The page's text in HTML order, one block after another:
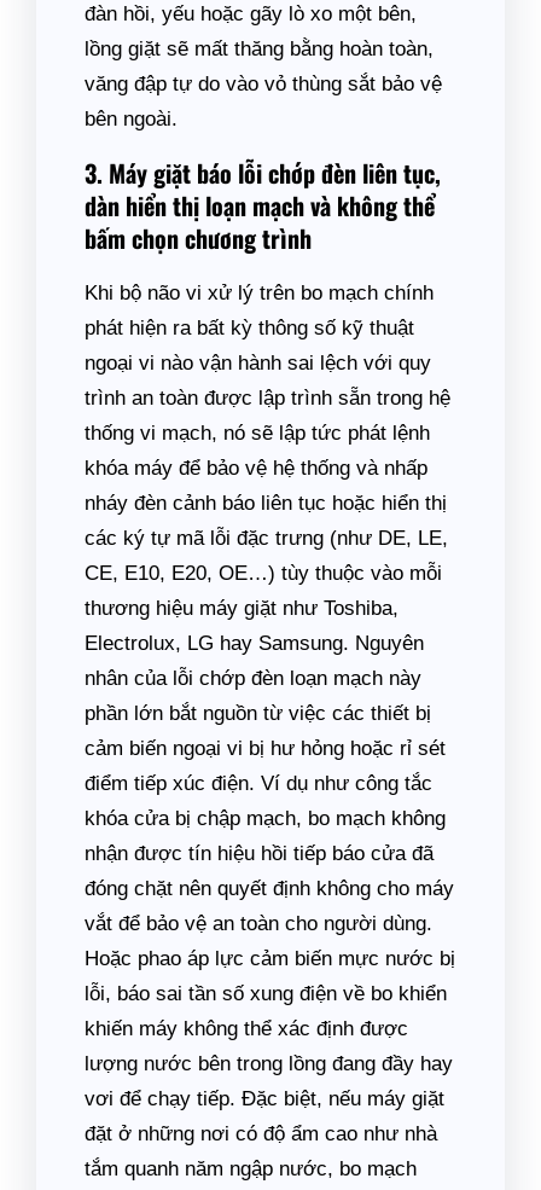
đàn hồi, yếu hoặc gãy lò xo một bên,
lồng giặt sẽ mất thăng bằng hoàn toàn,
văng đập tự do vào vỏ thùng sắt bảo vệ
bên ngoài.
3. Máy giặt báo lỗi chớp đèn liên tục,
dàn hiển thị loạn mạch và không thể
bấm chọn chương trình
Khi bộ não vi xử lý trên bo mạch chính
phát hiện ra bất kỳ thông số kỹ thuật
ngoại vi nào vận hành sai lệch với quy
trình an toàn được lập trình sẵn trong hệ
thống vi mạch, nó sẽ lập tức phát lệnh
khóa máy để bảo vệ hệ thống và nhấp
nháy đèn cảnh báo liên tục hoặc hiển thị
các ký tự mã lỗi đặc trưng (như DE, LE,
CE, E10, E20, OE…) tùy thuộc vào mỗi
thương hiệu máy giặt như Toshiba,
Electrolux, LG hay Samsung. Nguyên
nhân của lỗi chớp đèn loạn mạch này
phần lớn bắt nguồn từ việc các thiết bị
cảm biến ngoại vi bị hư hỏng hoặc rỉ sét
điểm tiếp xúc điện. Ví dụ như công tắc
khóa cửa bị chập mạch, bo mạch không
nhận được tín hiệu hồi tiếp báo cửa đã
đóng chặt nên quyết định không cho máy
vắt để bảo vệ an toàn cho người dùng.
Hoặc phao áp lực cảm biến mực nước bị
lỗi, báo sai tần số xung điện về bo khiển
khiến máy không thể xác định được
lượng nước bên trong lồng đang đầy hay
vơi để chạy tiếp. Đặc biệt, nếu máy giặt
đặt ở những nơi có độ ẩm cao như nhà
tắm quanh năm ngập nước, bo mạch